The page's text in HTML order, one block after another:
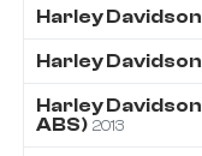
Harley Davidson
Harley Davidson
Harley Davidson
ABS) 2013